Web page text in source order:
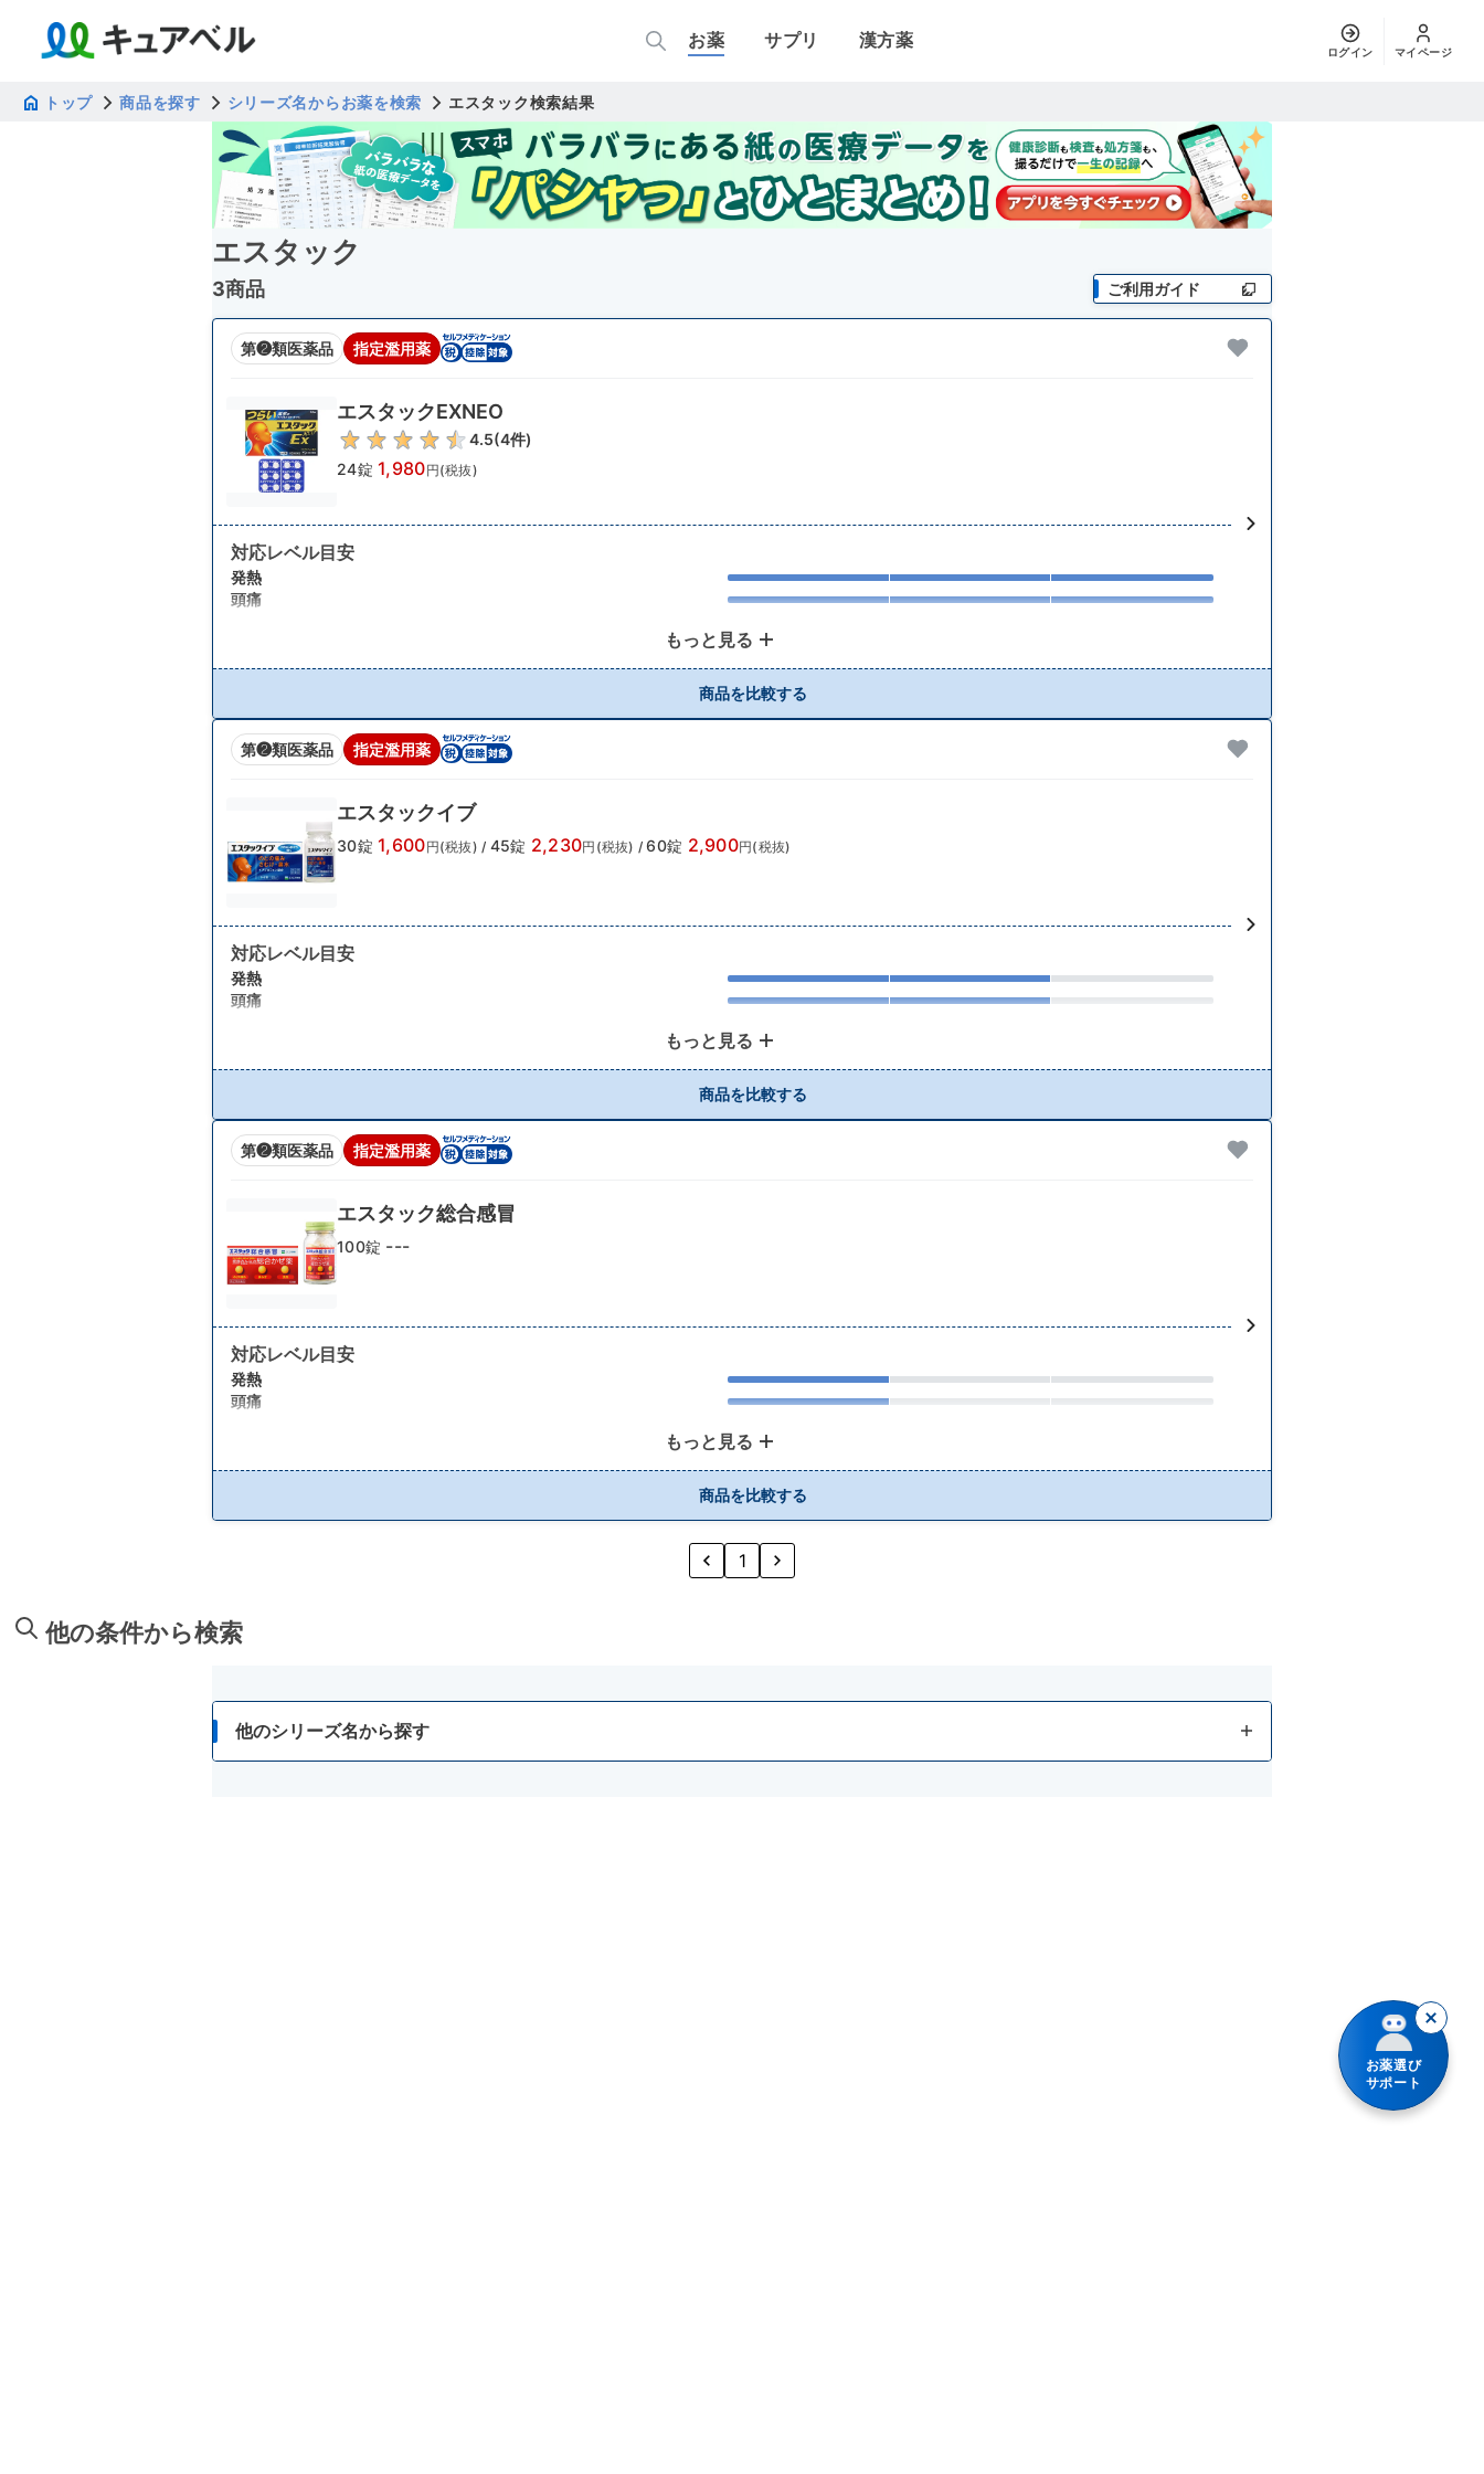
お薬 サプリ 漢方薬
ログイン マイページ
トップ 商品を探す シリーズ名からお薬を検索 エスタック検索結果
エスタック
3商品 ご利用ガイド
第❷類医薬品 指定濫用薬
エスタックEXNEO
4.5(4件)
24錠 1,980円(税抜)
対応レベル目安
発熱
頭痛
もっと見る
商品を比較する
第❷類医薬品 指定濫用薬
エスタックイブ
30錠 1,600円(税抜) / 45錠 2,230円(税抜) / 60錠 2,900円(税抜)
対応レベル目安
発熱
頭痛
もっと見る
商品を比較する
第❷類医薬品 指定濫用薬
エスタック総合感冒
100錠 ---
対応レベル目安
発熱
頭痛
もっと見る
商品を比較する
1
他の条件から検索
他のシリーズ名から探す
お薬選び
サポート